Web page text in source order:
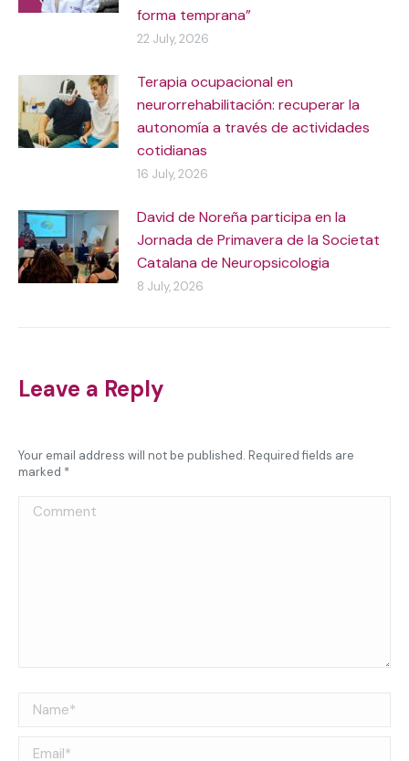
forma temprana”
22 July, 2026
Terapia ocupacional en
neurorrehabilitación: recuperar la
autonomía a través de actividades
cotidianas
16 July, 2026
David de Noreña participa en la
Jornada de Primavera de la Societat
Catalana de Neuropsicologia
8 July, 2026
Leave a Reply
Your email address will not be published. Required fields are
marked *
Comment
Name *
Email *